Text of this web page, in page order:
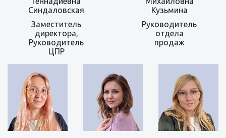
Синдаловская
Заместитель
директора,
Руководитель
ЦПР
Кузьмина
Руководитель
отдела
продаж